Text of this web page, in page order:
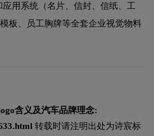
用系统（名片、信封、信纸、工
板、员工胸牌等全套企业视觉物料
含义及汽车品牌理念:
转载时请注明出处为诗宸标